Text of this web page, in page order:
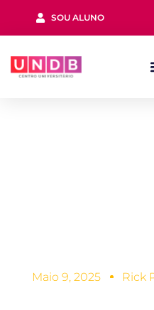
SOU ALUNO
Maio 9, 2025 Rick